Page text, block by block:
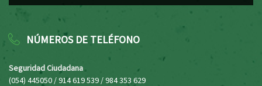
NÚMEROS DE TELÉFONO
Seguridad Ciudadana
(054) 445050 / 914 619 539 / 984 353 629